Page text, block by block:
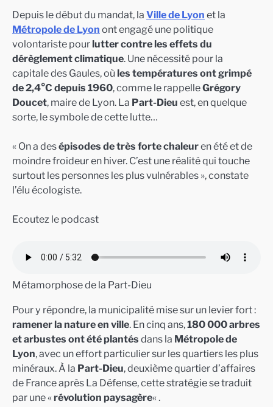
Depuis le début du mandat, la Ville de Lyon et la
Métropole de Lyon ont engagé une politique
volontariste pourlutter contre les effets du
dérèglement climatique. Une nécessité pour la
capitale des Gaules, où les températures ont grimpé
de 2,4°C depuis 1960, comme le rappelleGrégory
Doucet, maire de Lyon. La Part-Dieu est, en quelque
sorte, le symbole de cette lutte…
« On a desépisodes de très forte chaleuren été et de
moindre froideur en hiver. C’est une réalité qui touche
surtout les personnes les plus vulnérables », constate
l’élu écologiste.
Ecoutez le podcast
Métamorphose de la Part-Dieu
Pour y répondre, la municipalité mise sur un levier fort :
ramener la nature en ville. En cinq ans,180 000 arbres
et arbustes ont été plantés dans la Métropole de
Lyon, avec un effort particulier sur les quartiers les plus
minéraux. À la Part-Dieu, deuxième quartier d’affaires
de France après La Défense, cette stratégie se traduit
par une « révolution paysagère« .